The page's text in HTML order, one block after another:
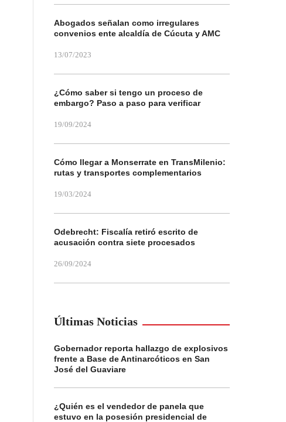
Abogados señalan como irregulares
convenios ente alcaldía de Cúcuta y AMC
13/07/2023
¿Cómo saber si tengo un proceso de
embargo? Paso a paso para verificar
19/09/2024
Cómo llegar a Monserrate en TransMilenio:
rutas y transportes complementarios
19/03/2024
Odebrecht: Fiscalía retiró escrito de
acusación contra siete procesados
26/09/2024
Últimas Noticias
Gobernador reporta hallazgo de explosivos
frente a Base de Antinarcóticos en San
José del Guaviare
¿Quién es el vendedor de panela que
estuvo en la posesión presidencial de